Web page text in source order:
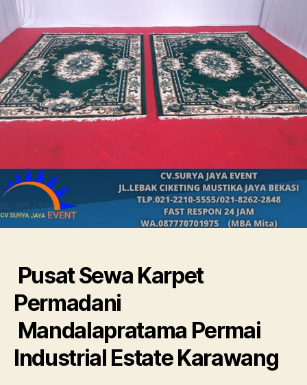
Mandalapratama
Permai
Industrial
Estate
Karawang
Pusat Sewa Karpet
Permadani
Mandalapratama Permai
Industrial Estate Karawang